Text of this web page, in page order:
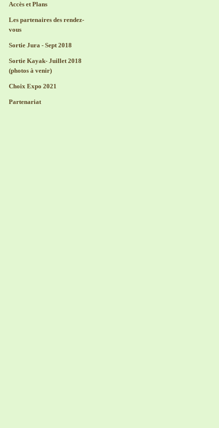
Accès et Plans
Les partenaires des rendez-
vous
Sortie Jura - Sept 2018
Sortie Kayak- Juillet 2018
(photos à venir)
Choix Expo 2021
Partenariat